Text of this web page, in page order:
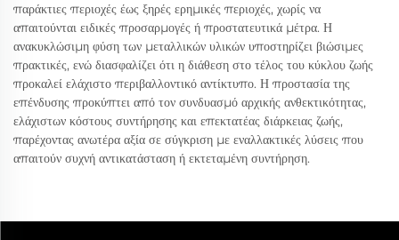
παράκτιες περιοχές έως ξηρές ερημικές περιοχές, χωρίς να
απαιτούνται ειδικές προσαρμογές ή προστατευτικά μέτρα. Η
ανακυκλώσιμη φύση των μεταλλικών υλικών υποστηρίζει βιώσιμες
πρακτικές, ενώ διασφαλίζει ότι η διάθεση στο τέλος του κύκλου ζωής
προκαλεί ελάχιστο περιβαλλοντικό αντίκτυπο. Η προστασία της
επένδυσης προκύπτει από τον συνδυασμό αρχικής ανθεκτικότητας,
ελάχιστων κόστους συντήρησης και επεκτατέας διάρκειας ζωής,
παρέχοντας ανωτέρα αξία σε σύγκριση με εναλλακτικές λύσεις που
απαιτούν συχνή αντικατάσταση ή εκτεταμένη συντήρηση.